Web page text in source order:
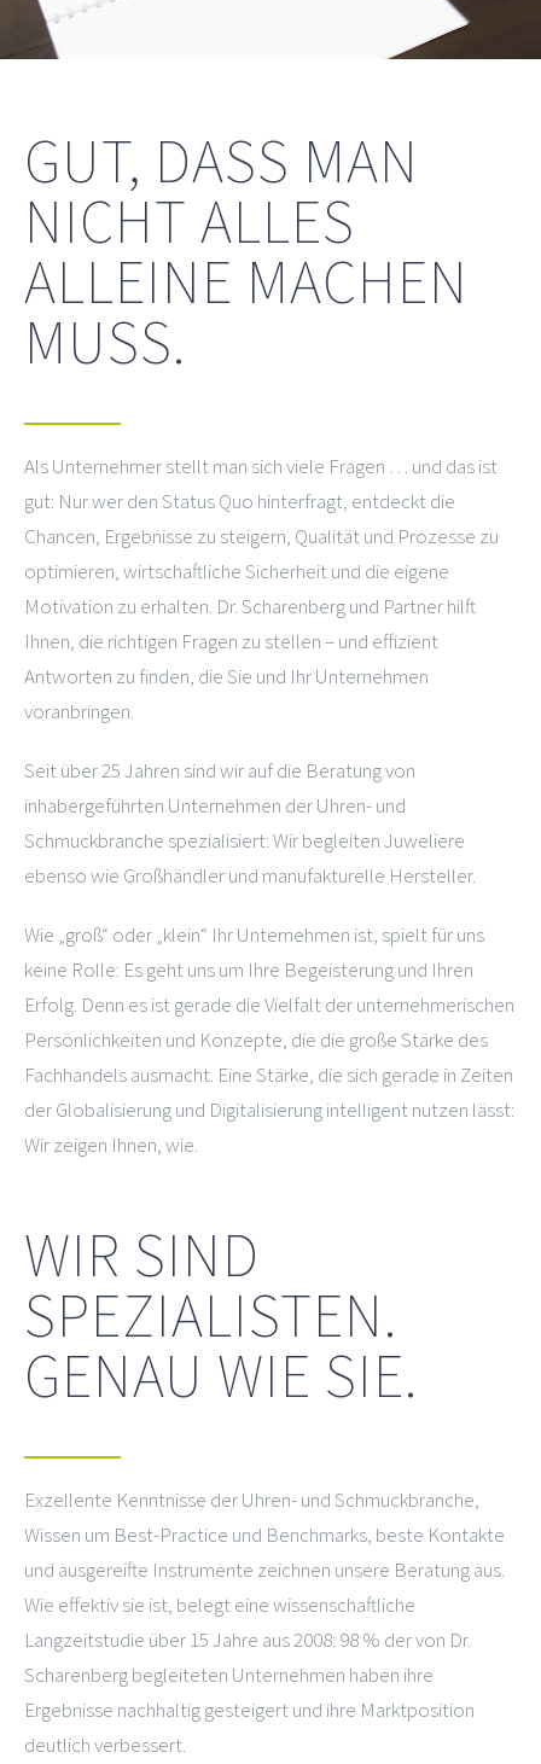
GUT, DASS MAN
NICHT ALLES
ALLEINE MACHEN
MUSS.
Als Unternehmer stellt man sich viele Fragen … und das ist
gut: Nur wer den Status Quo hinterfragt, entdeckt die
Chancen, Ergebnisse zu steigern, Qualität und Prozesse zu
optimieren, wirtschaftliche Sicherheit und die eigene
Motivation zu erhalten. Dr. Scharenberg und Partner hilft
Ihnen, die richtigen Fragen zu stellen – und effizient
Antworten zu finden, die Sie und Ihr Unternehmen
voranbringen.
Seit über 25 Jahren sind wir auf die Beratung von
inhabergeführten Unternehmen der Uhren- und
Schmuckbranche spezialisiert: Wir begleiten Juweliere
ebenso wie Großhändler und manufakturelle Hersteller.
Wie „groß“ oder „klein“ Ihr Unternehmen ist, spielt für uns
keine Rolle: Es geht uns um Ihre Begeisterung und Ihren
Erfolg. Denn es ist gerade die Vielfalt der unternehmerischen
Persönlichkeiten und Konzepte, die die große Stärke des
Fachhandels ausmacht. Eine Stärke, die sich gerade in Zeiten
der Globalisierung und Digitalisierung intelligent nutzen lässt:
Wir zeigen Ihnen, wie.
WIR SIND
SPEZIALISTEN.
GENAU WIE SIE.
Exzellente Kenntnisse der Uhren- und Schmuckbranche,
Wissen um Best-Practice und Benchmarks, beste Kontakte
und ausgereifte Instrumente zeichnen unsere Beratung aus.
Wie effektiv sie ist, belegt eine wissenschaftliche
Langzeitstudie über 15 Jahre aus 2008: 98 % der von Dr.
Scharenberg begleiteten Unternehmen haben ihre
Ergebnisse nachhaltig gesteigert und ihre Marktposition
deutlich verbessert.